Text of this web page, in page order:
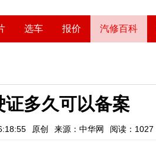
选车 报价 汽修百科
证多久可以备案
原创 来源：中华网 阅读：1027